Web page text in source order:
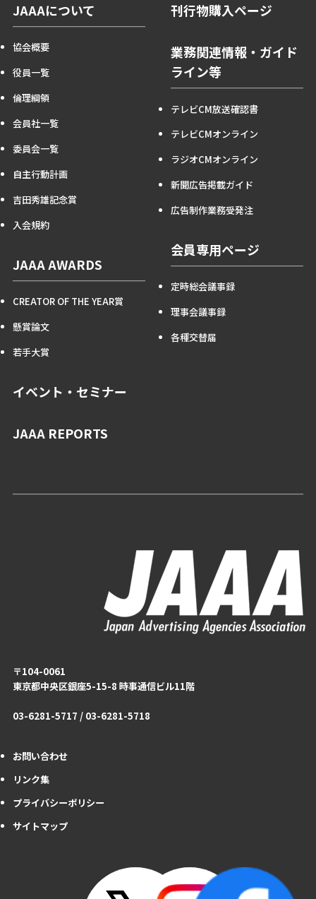
JAAAについて
協会概要
役員一覧
倫理綱領
会員社一覧
委員会一覧
自主行動計画
吉田秀雄記念賞
入会規約
JAAA AWARDS
CREATOR OF THE YEAR賞
懸賞論文
若手大賞
イベント・セミナー
JAAA REPORTS
刊行物購入ページ
業務関連情報・ガイド
ライン等
テレビCM放送確認書
テレビCMオンライン
ラジオCMオンライン
新聞広告掲載ガイド
広告制作業務受発注
会員専用ページ
定時総会議事録
理事会議事録
各種交替届
〒104-0061
東京都中央区銀座5-15-8 時事通信ビル11階
03-6281-5717 / 03-6281-5718
お問い合わせ
リンク集
プライバシーポリシー
サイトマップ